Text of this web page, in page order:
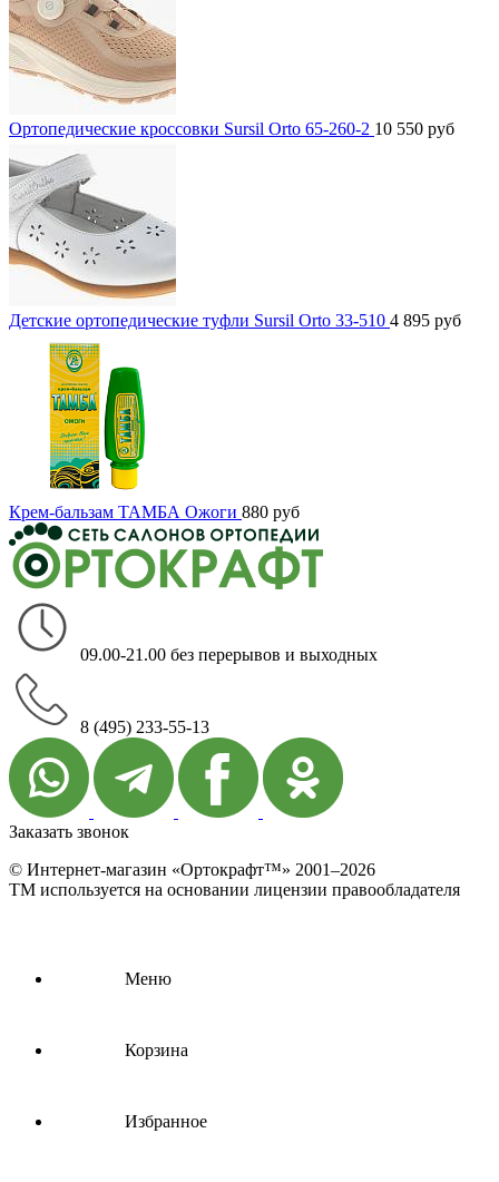
Ортопедические кроссовки Sursil Orto 65-260-2 10 550 руб
Детские ортопедические туфли Sursil Orto 33-510 4 895 руб
Крем-бальзам ТАМБА Ожоги 880 руб
09.00-21.00 без перерывов и выходных
8 (495) 233-55-13
Заказать звонок
© Интернет-магазин «Ортокрафт™» 2001–2026
ТМ используется на основании лицензии правообладателя
Меню
Корзина
Избранное